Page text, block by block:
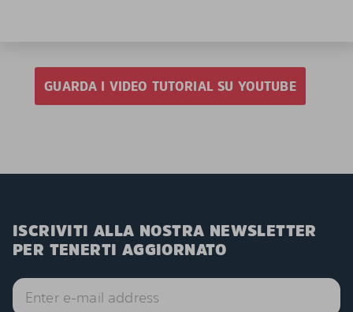
GUARDA I VIDEO TUTORIAL SU YOUTUBE
ISCRIVITI ALLA NOSTRA NEWSLETTER
PER TENERTI AGGIORNATO